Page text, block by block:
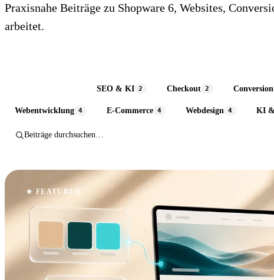
Praxisnahe Beiträge zu Shopware 6, Websites,
arbeitet.
SEO & KI 2 Checkout 2 Conversion
Webentwicklung 4 E-Commerce 4 Webdesign 4 KI &
★ FEATURED